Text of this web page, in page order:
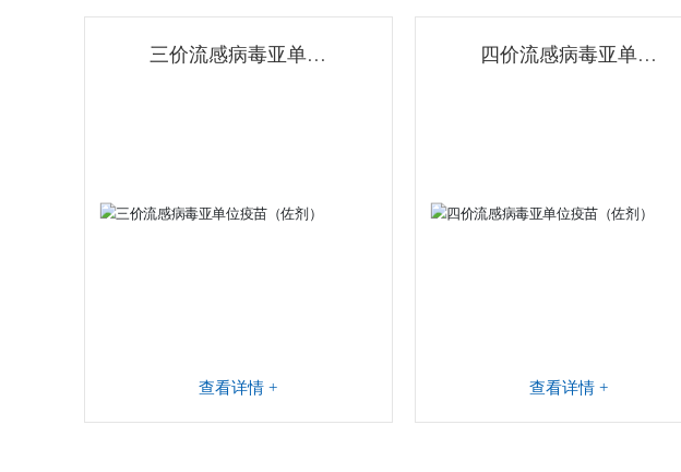
三价流感病毒亚单位
查看详情 +
四价流感病毒亚单位
查看详情 +